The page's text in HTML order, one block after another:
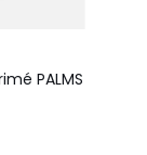
PALMS